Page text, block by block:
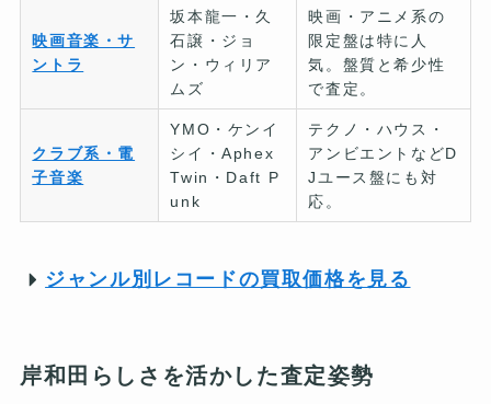
映画音楽・サ
ントラ
坂本龍一・久
石譲・ジョ
ン・ウィリア
ムズ
映画・アニメ系の
限定盤は特に人
気。盤質と希少性
で査定。
クラブ系・電
子音楽
YMO・ケンイ
シイ・Aphex
Twin・Daft P
unk
テクノ・ハウス・
アンビエントなどD
Jユース盤にも対
応。
ジャンル別レコードの買取価格を見る
岸和田らしさを活かした査定姿勢